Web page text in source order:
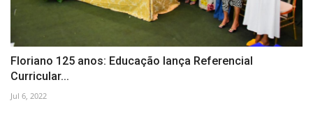
Floriano 125 anos: Educação lança Referencial
Curricular...
Jul 6, 2022